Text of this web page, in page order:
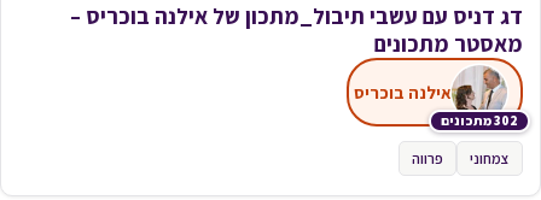
דג דניס עם עשבי תיבול_מתכון של אילנה בוכריס –
מאסטר מתכונים
302 מתכונים
אילנה בוכריס
צמחוני פרווה